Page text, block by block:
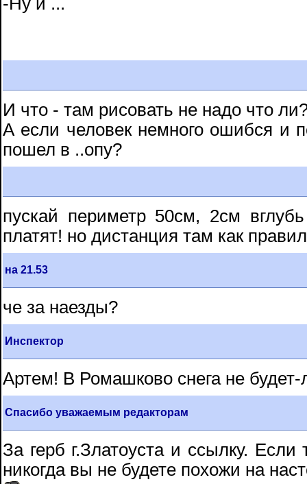
И что - там рисовать не надо что
А если человек немного ошибся и
пошел в ..опу?
пускай периметр 50см, 2см
платят! но дистанция там как
на 21.53
че за наезды?
Инспектор
Артем! В Ромашково снега не
Спасибо уважаемым редакторам
За герб г.Златоуста и ссылку.
никогда вы не будете похожи на